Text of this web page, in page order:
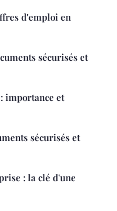
d'emploi en
sécurisés et
importance et
sécurisés et
: la clé d'une